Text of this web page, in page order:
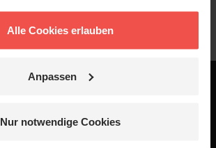
Alle Cookies erlauben
Anpassen
Nur notwendige Cookies